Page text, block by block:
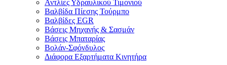
Αντλίες Υδραυλικού Τιμονιού
Βαλβίδα Πίεσης Τούρμπο
Βαλβίδες EGR
Βάσεις Μηχανής & Σασμάν
Βάσεις Μπαταρίας
Βολάν-Σφόνδυλος
Διάφορα Εξαρτήματα Κινητήρα